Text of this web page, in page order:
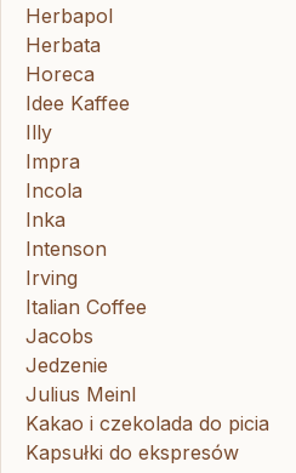
Herbapol
Herbata
Horeca
Idee Kaffee
Illy
Impra
Incola
Inka
Intenson
Irving
Italian Coffee
Jacobs
Jedzenie
Julius Meinl
Kakao i czekolada do picia
Kapsułki do ekspresów